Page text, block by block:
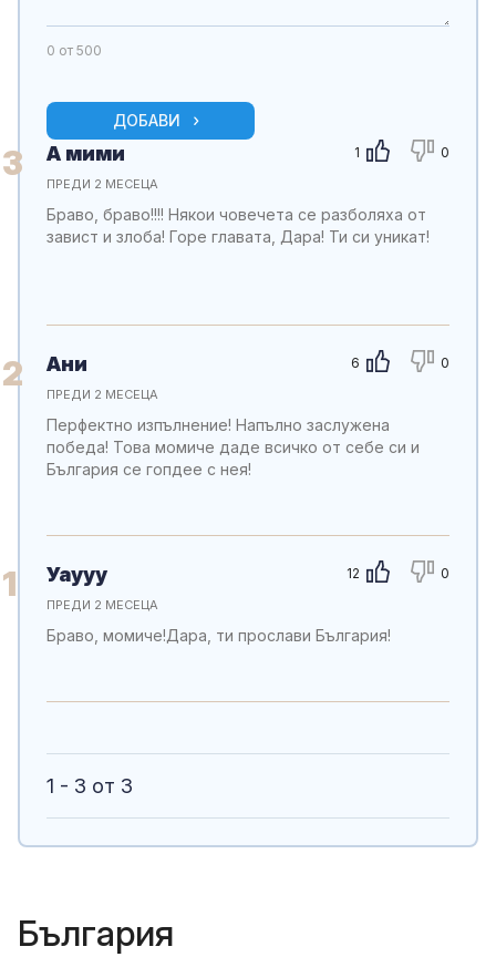
0 от 500
ДОБАВИ
3 1 0
А мими
ПРЕДИ 2 МЕСЕЦА
Браво, браво!!!! Някои човечета се разболяха от
завист и злоба! Горе главата, Дара! Ти си уникат!
2 6 0
Ани
ПРЕДИ 2 МЕСЕЦА
Перфектно изпълнение! Напълно заслужена
победа! Това момиче даде всичко от себе си и
България се гопдее с нея!
1 12 0
Уаууу
ПРЕДИ 2 МЕСЕЦА
Браво, момиче!Дара, ти прослави България!
1 - 3 от 3
България